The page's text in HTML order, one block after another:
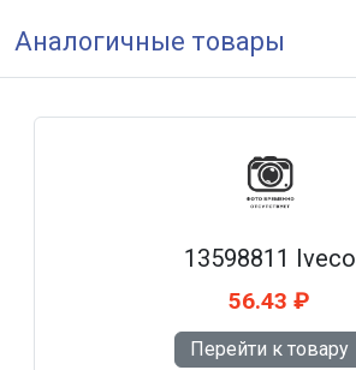
Аналогичные товары
13598811 Iveco
56.43 ₽
Перейти к товару